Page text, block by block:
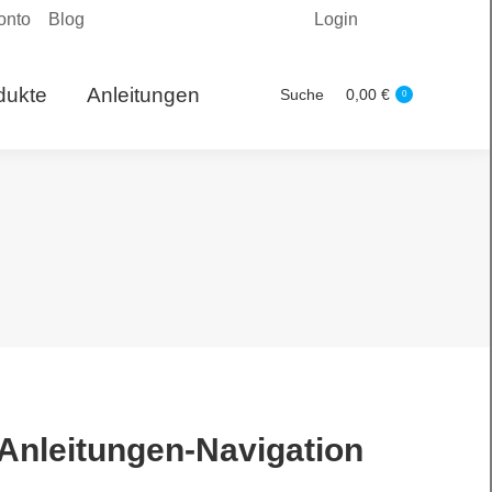
Blog Login
Anleitungen Search:
Suche 0,00 € 0
Navigation